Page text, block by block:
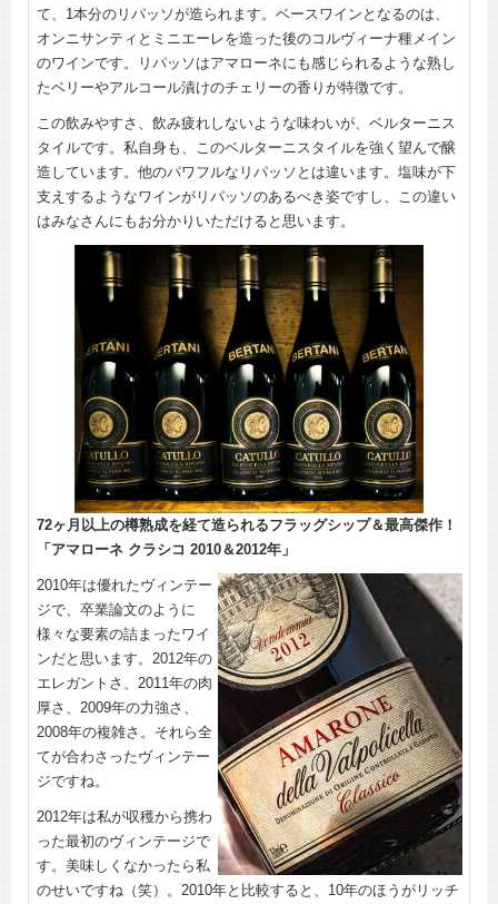
て、1本分のリパッソが造られます。ベースワインとなるのは、
オンニサンティとミニエーレを造った後のコルヴィーナ種メイン
のワインです。リパッソはアマローネにも感じられるような熟し
たベリーやアルコール漬けのチェリーの香りが特徴です。
この飲みやすさ、飲み疲れしないような味わいが、ベルターニス
タイルです。私自身も、このベルターニスタイルを強く望んで醸
造しています。他のパワフルなリパッソとは違います。塩味が下
支えするようなワインがリパッソのあるべき姿ですし、この違い
はみなさんにもお分かりいただけると思います。
72ヶ月以上の樽熟成を経て造られるフラッグシップ＆最高傑作！
「アマローネ クラシコ 2010＆2012年」
2010年は優れたヴィンテー
ジで、卒業論文のように
様々な要素の詰まったワイ
ンだと思います。2012年の
エレガントさ、2011年の肉
厚さ、2009年の力強さ、
2008年の複雑さ。それら全
てが合わさったヴィンテー
ジですね。
2012年は私が収穫から携わ
った最初のヴィンテージで
す。美味しくなかったら私
のせいですね（笑）。2010年と比較すると、10年のほうがリッチ